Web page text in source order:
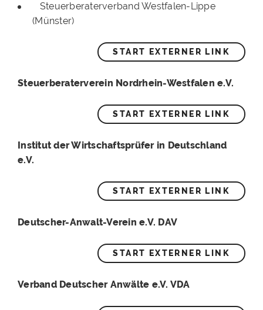
Steuerberaterverband Westfalen-Lippe
(Münster)
START EXTERNER LINK
Steuerberaterverein Nordrhein-Westfalen e.V.
START EXTERNER LINK
Institut der Wirtschaftsprüfer in Deutschland
e.V.
START EXTERNER LINK
Deutscher-Anwalt-Verein e.V. DAV
START EXTERNER LINK
Verband Deutscher Anwälte e.V. VDA